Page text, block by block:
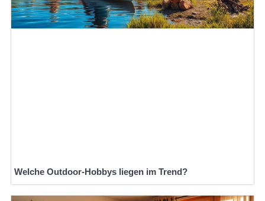
Welche Outdoor-Hobbys liegen im Trend?